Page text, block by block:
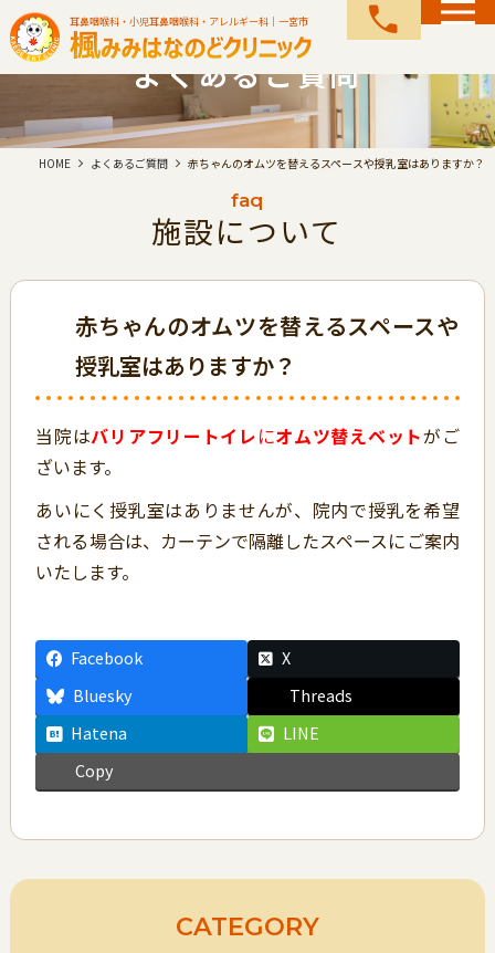
耳鼻咽喉科・小児耳鼻咽喉科・アレルギー科｜一宮市 call
よくあるご質問
HOME よくあるご質問 赤ちゃんのオムツを替えるスペースや授乳室はありますか？
faq
施設について
赤ちゃんのオムツを替えるスペースや
授乳室はありますか？
当院はバリアフリートイレにオムツ替えベットがご
ざいます。
あいにく授乳室はありませんが、院内で授乳を希望
される場合は、カーテンで隔離したスペースにご案内
いたします。
Facebook
X
Bluesky
Threads
Hatena
LINE
Copy
CATEGORY